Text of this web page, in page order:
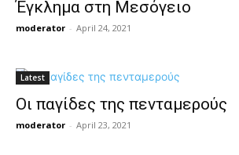
Έγκλημα στη Μεσόγειο
moderator - April 24, 2021
Latest
Οι παγίδες της πενταμερούς
moderator - April 23, 2021